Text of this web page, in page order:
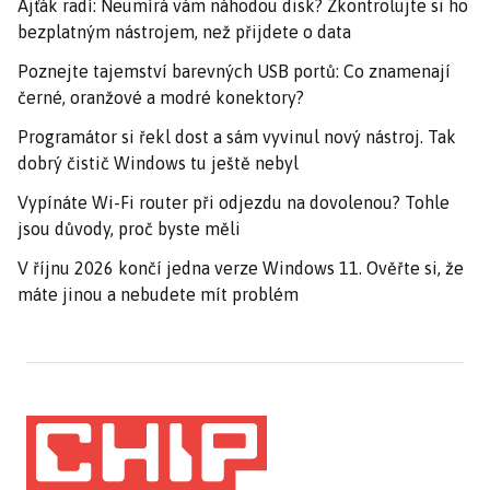
Ajťák radí: Neumírá vám náhodou disk? Zkontrolujte si ho
bezplatným nástrojem, než přijdete o data
Poznejte tajemství barevných USB portů: Co znamenají
černé, oranžové a modré konektory?
Programátor si řekl dost a sám vyvinul nový nástroj. Tak
dobrý čistič Windows tu ještě nebyl
Vypínáte Wi-Fi router při odjezdu na dovolenou? Tohle
jsou důvody, proč byste měli
V říjnu 2026 končí jedna verze Windows 11. Ověřte si, že
máte jinou a nebudete mít problém